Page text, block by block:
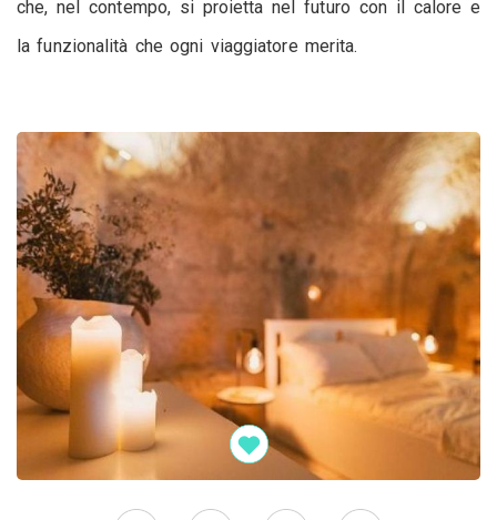
che, nel contempo, si proietta nel futuro con il calore e
la funzionalità che ogni viaggiatore merita.